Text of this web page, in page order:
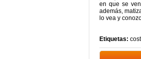
en que se
además,
lo vea y
Etiquetas: